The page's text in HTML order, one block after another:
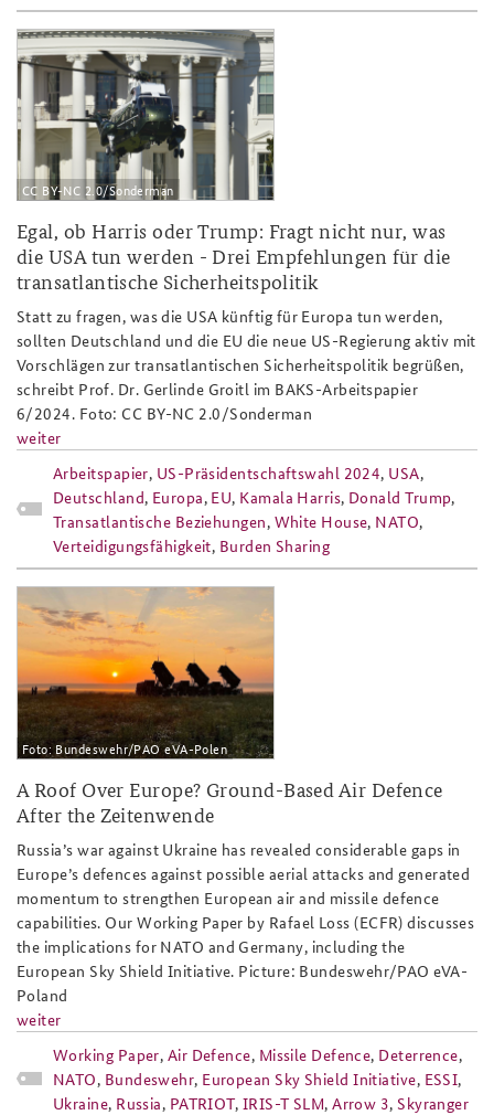
ap6_24_heli_808x486_slider.png
CC BY-NC 2.0/Sonderman
Egal, ob Harris oder Trump: Fragt nicht nur, was
die USA tun werden - Drei Empfehlungen für die
transatlantische Sicherheitspolitik
Statt zu fragen, was die USA künftig für Europa tun werden,
sollten Deutschland und die EU die neue US-Regierung aktiv mit
Vorschlägen zur transatlantischen Sicherheitspolitik begrüßen,
schreibt Prof. Dr. Gerlinde Groitl im BAKS-Arbeitspapier
6/2024. Foto: CC BY-NC 2.0/Sonderman
weiter
Arbeitspapier, US-Präsidentschaftswahl 2024, USA,
Deutschland, Europa, EU, Kamala Harris, Donald Trump,
Transatlantische Beziehungen, White House, NATO,
Verteidigungsfähigkeit, Burden Sharing
Foto: Bundeswehr/PAO eVA-Polen
A Roof Over Europe? Ground-Based Air Defence
After the Zeitenwende
Russia’s war against Ukraine has revealed considerable gaps in
Europe’s defences against possible aerial attacks and generated
momentum to strengthen European air and missile defence
capabilities. Our Working Paper by Rafael Loss (ECFR) discusses
the implications for NATO and Germany, including the
European Sky Shield Initiative. Picture: Bundeswehr/PAO eVA-
Poland
weiter
Working Paper, Air Defence, Missile Defence, Deterrence,
NATO, Bundeswehr, European Sky Shield Initiative, ESSI,
Ukraine, Russia, PATRIOT, IRIS-T SLM,Arrow 3, Skyranger